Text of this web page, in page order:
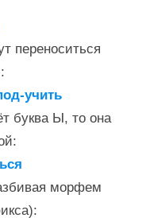
переноситься
учить
буква Ы, то она
морфем